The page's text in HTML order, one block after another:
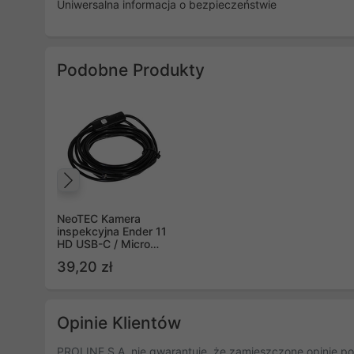
Uniwersalna informacja o bezpieczeństwie
Podobne Produkty
NeoTEC Kamera
inspekcyjna Ender 11
HD USB-C / Micro
przewód 3.5 metrów
39,20 zł
Opinie Klientów
PROLINE S.A. nie gwarantuje, że zamieszczone opinie